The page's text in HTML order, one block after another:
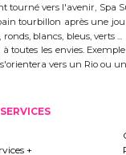
vers l'avenir, Spa
tourbillon après une
blancs, bleus, verts
toutes les envies.
vers un Rio ou
+